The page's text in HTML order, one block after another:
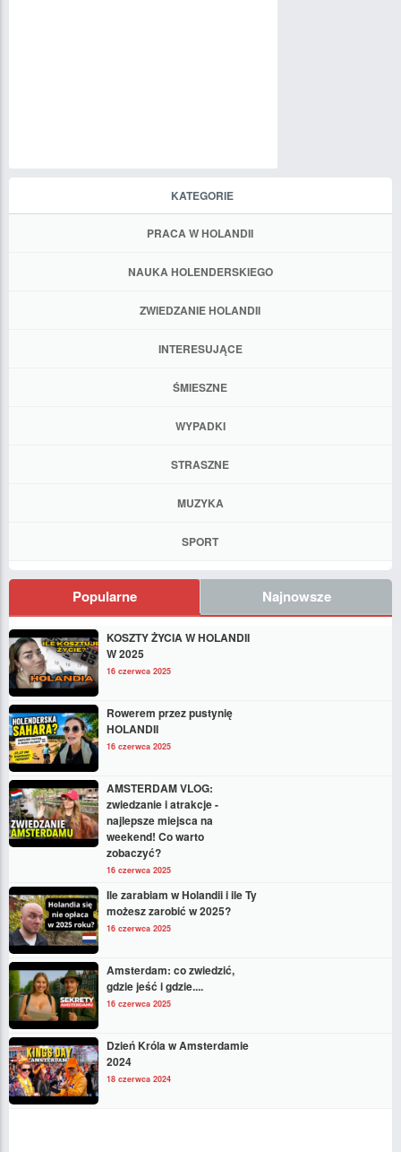
KATEGORIE
PRACA W HOLANDII
NAUKA HOLENDERSKIEGO
ZWIEDZANIE HOLANDII
INTERESUJĄCE
ŚMIESZNE
WYPADKI
STRASZNE
MUZYKA
SPORT
Popularne Najnowsze
KOSZTY ŻYCIA W HOLANDII
W 2025
16 czerwca 2025
Rowerem przez pustynię
HOLANDII
16 czerwca 2025
AMSTERDAM VLOG:
zwiedzanie i atrakcje -
najlepsze miejsca na
weekend! Co warto
zobaczyć?
16 czerwca 2025
Ile zarabiam w Holandii i ile Ty
możesz zarobić w 2025?
16 czerwca 2025
Amsterdam: co zwiedzić,
gdzie jeść i gdzie....
16 czerwca 2025
Dzień Króla w Amsterdamie
2024
18 czerwca 2024